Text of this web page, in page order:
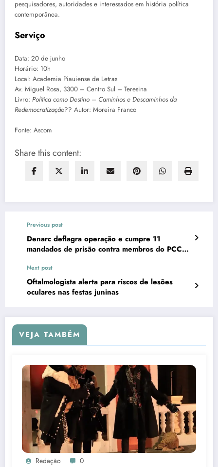
pesquisadores, autoridades e interessados em história política
contemporânea.
Serviço
Data: 20 de junho
Horário: 10h
Local: Academia Piauiense de Letras
Av. Miguel Rosa, 3300 – Centro Sul – Teresina
Livro: Política como Destino – Caminhos e Descaminhos da
Redemocratização?? Autor: Moreira Franco
Fonte: Ascom
Share this content:
Previous post
Denarc deflagra operação e cumpre 11
mandados de prisão contra membros do PCC
Next post
Oftalmologista alerta para riscos de lesões
oculares nas festas juninas
VEJA TAMBÉM
Redação 0